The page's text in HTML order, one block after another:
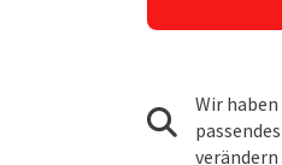
Wir